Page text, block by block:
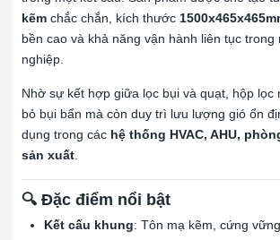
kẽm chắc chắn, kích thước
bền cao và khả năng vận hành liên tục
nghiệp.
Nhờ sự kết hợp giữa lọc bụi và quạt, hộp lọc
bỏ bụi bẩn mà còn duy trì lưu lượng gió ổn
dụng trong các hệ thống HVAC, AHU,
sản xuất
🔍 Đặc điểm nổi bật
Kết cấu khung: Tôn mạ kẽm, cứng